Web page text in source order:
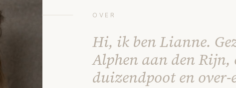
Hi, ik ben Lianne.
Alphen aan den Rijn,
duizendpoot en
OVER